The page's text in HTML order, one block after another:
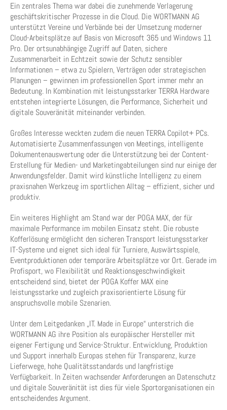
Ein zentrales Thema war dabei die zunehmende Verlagerung
geschäftskritischer Prozesse in die Cloud. Die WORTMANN AG
unterstützt Vereine und Verbände bei der Umsetzung moderner
Cloud-Arbeitsplätze auf Basis von Microsoft 365 und Windows 11
Pro. Der ortsunabhängige Zugriff auf Daten, sichere
Zusammenarbeit in Echtzeit sowie der Schutz sensibler
Informationen – etwa zu Spielern, Verträgen oder strategischen
Planungen – gewinnen im professionellen Sport immer mehr an
Bedeutung. In Kombination mit leistungsstarker TERRA Hardware
entstehen integrierte Lösungen, die Performance, Sicherheit und
digitale Souveränität miteinander verbinden.
Großes Interesse weckten zudem die neuen TERRA Copilot+ PCs.
Automatisierte Zusammenfassungen von Meetings, intelligente
Dokumentenauswertung oder die Unterstützung bei der Content-
Erstellung für Medien- und Marketingabteilungen sind nur einige der
Anwendungsfelder. Damit wird künstliche Intelligenz zu einem
praxisnahen Werkzeug im sportlichen Alltag – effizient, sicher und
produktiv.
Ein weiteres Highlight am Stand war der POGA MAX, der für
maximale Performance im mobilen Einsatz steht. Die robuste
Kofferlösung ermöglicht den sicheren Transport leistungsstarker
IT-Systeme und eignet sich ideal für Turniere, Auswärtsspiele,
Eventproduktionen oder temporäre Arbeitsplätze vor Ort. Gerade im
Profisport, wo Flexibilität und Reaktionsgeschwindigkeit
entscheidend sind, bietet der POGA Koffer MAX eine
leistungsstarke und zugleich praxisorientierte Lösung für
anspruchsvolle mobile Szenarien.
Unter dem Leitgedanken „IT. Made in Europe“ unterstrich die
WORTMANN AG ihre Position als europäischer Hersteller mit
eigener Fertigung und Service-Struktur. Entwicklung, Produktion
und Support innerhalb Europas stehen für Transparenz, kurze
Lieferwege, hohe Qualitätsstandards und langfristige
Verfügbarkeit. In Zeiten wachsender Anforderungen an Datenschutz
und digitale Souveränität ist dies für viele Sportorganisationen ein
entscheidendes Argument.